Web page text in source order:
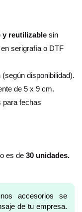
y reutilizable sin
serigrafía o DTF
disponibilidad).
de 5 x 9 cm.
para fechas
es de 30 unidades.
accesorios se
de tu empresa.